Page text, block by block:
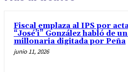
Fiscal emplaza al IPS por
“José’i” González habló de
millonaria digitada por Peña
junio 11, 2026